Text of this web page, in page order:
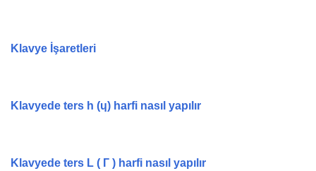
Klavye İşaretleri
Klavyede ters h (ɥ) harfi nasıl yapılır
Klavyede ters L ( Г ) harfi nasıl yapılır